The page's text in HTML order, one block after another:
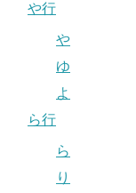
や行
や
ゆ
よ
ら行
ら
り